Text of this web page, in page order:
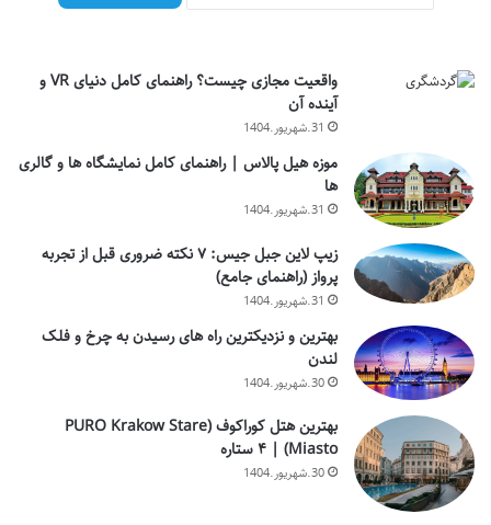
واقعیت مجازی چیست؟ راهنمای کامل دنیای VR و
آینده آن
31.شهریور.1404
موزه هیل پالاس | راهنمای کامل نمایشگاه ها و گالری
ها
31.شهریور.1404
زیپ لاین جبل جیس: ۷ نکته ضروری قبل از تجربه
پرواز (راهنمای جامع)
31.شهریور.1404
بهترین و نزدیکترین راه های رسیدن به چرخ و فلک
لندن
30.شهریور.1404
بهترین هتل کوراکوف (PURO Krakow Stare
Miasto) | ۴ ستاره
30.شهریور.1404